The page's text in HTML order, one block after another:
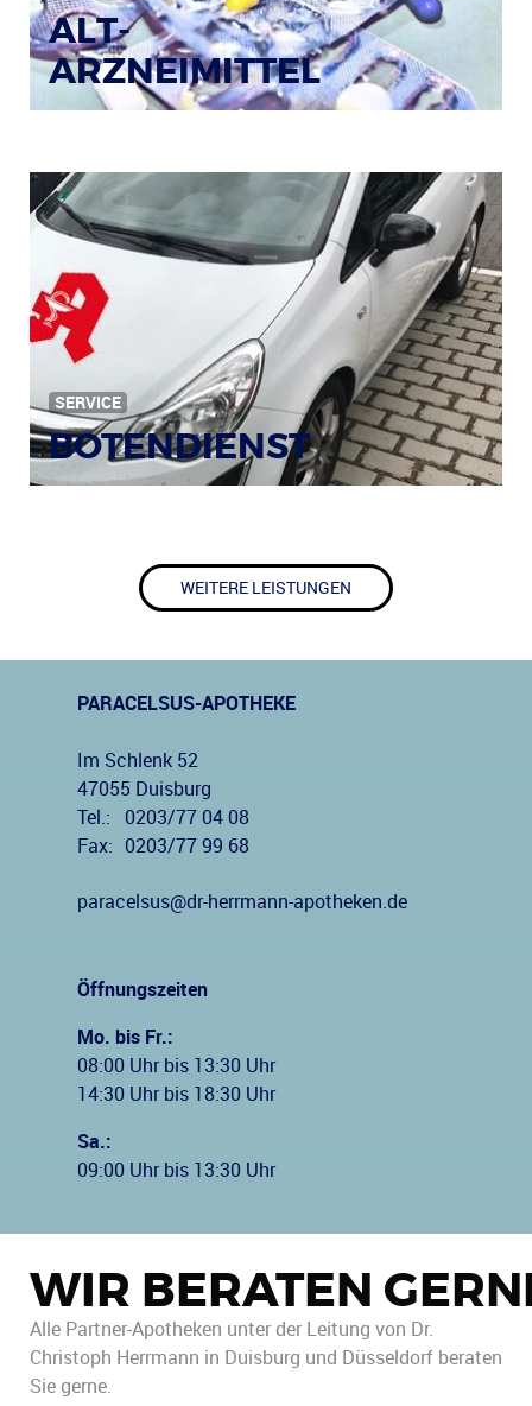
ALT-
ARZNEIMITTEL
SERVICE
BOTENDIENST
WEITERE LEISTUNGEN
PARACELSUS-APOTHEKE
Im Schlenk 52
47055 Duisburg
Tel.:
0203/77 04 08
Fax:
0203/77 99 68
paracelsus@dr-herrmann-apotheken.de
Öffnungszeiten
Mo. bis Fr.:
08:00 Uhr bis 13:30 Uhr
14:30 Uhr bis 18:30 Uhr
Sa.:
09:00 Uhr bis 13:30 Uhr
WIR BERATEN
Alle Partner-Apotheken unter der Leitung von Dr.
Christoph Herrmann in Duisburg und Düsseldorf beraten
Sie gerne.